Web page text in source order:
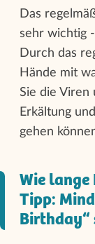
Das
sehr wichtig
Durch das
Hände mit
Sie die Viren
Erkältung
gehen
Wie lange
Tipp:
Birthday“